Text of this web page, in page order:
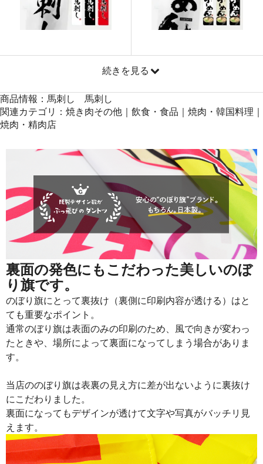
48 871 41808
50 868
43400
続きを見る
商品情報：馬刺し 馬刺し
関連カテゴリ：焼き肉その他｜飲食・食品｜焼肉・韓国料理｜
焼肉・精肉店
裏面の発色にもこだわった美しいのぼ
り旗です。
のぼり旗にとって裏抜け（裏側に印刷内容が透ける）はと
ても重要なポイント。
通常のぼり旗は表面のみの印刷のため、風で向きが変わっ
たときや、場所によって裏面になってしまう場合がありま
す。
当店ののぼり旗は表裏の見え方に差が出ないように裏抜け
にこだわりました。
裏面になってもデザインが透けて文字や写真がバッチリ見
えます。